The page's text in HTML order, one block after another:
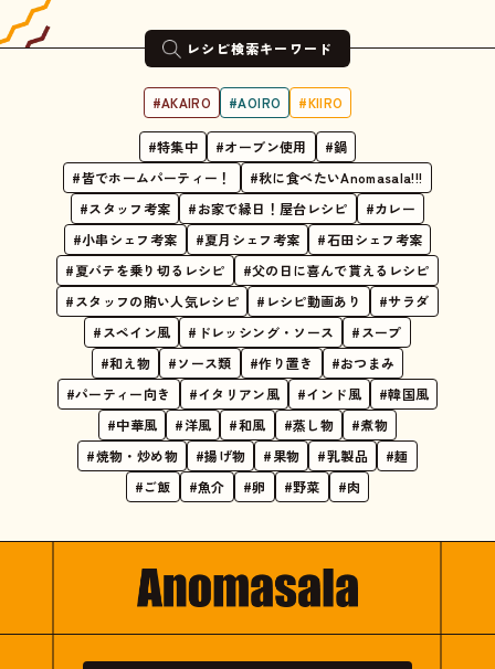
レシピ検索キーワード
#AKAIRO #AOIRO #KIIRO
#特集中 #オーブン使用
#鍋
#皆でホームパーティー！
#秋に食べたいAnomasala!!!
#スタッフ考案
#お家で縁日！屋台レシピ
#カレー
#小串シェフ考案
#夏月シェフ考案
#石田シェフ考案
#夏バテを乗り切るレシピ
#父の日に喜んで貰えるレシピ
#スタッフの賄い人気レシピ
#レシピ動画あり
#サラダ
#スペイン風
#ドレッシング・ソース
#スープ
#和え物
#ソース類 #作り置き
#おつまみ
#パーティー向き
#イタリアン風 #インド風
#韓国風
#中華風
#洋風 #和風 #蒸し物
#煮物
#焼物・炒め物
#揚げ物 #果物 #乳製品
#麺
#ご飯
#魚介 #卵 #野菜 #肉